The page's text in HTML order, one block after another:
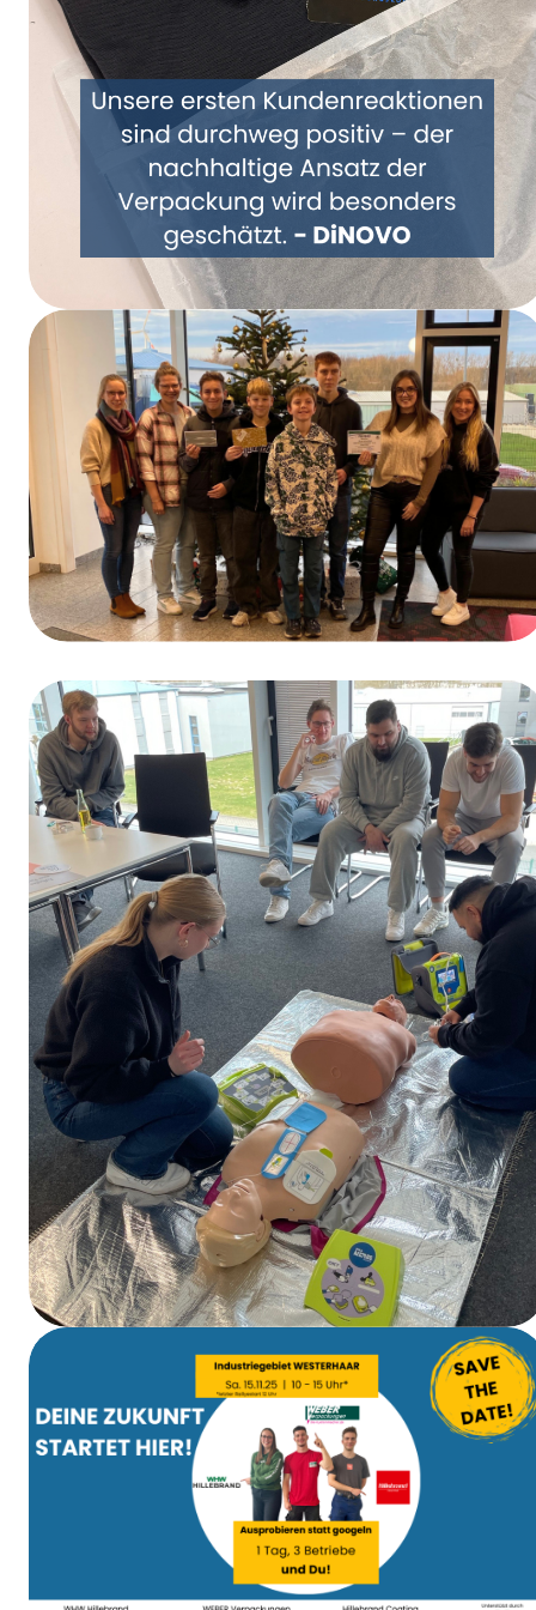
Repensemos juntos el embalaje: DiNOVO se
pasa a los envases de papel
Ganadores del sorteo del Día de la
Formación
Curso de primeros auxilios